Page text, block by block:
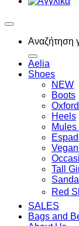
Αναζήτηση
Aelia
Shoes
NEW
Boots
Heels
Tall
Red
SALES
Bags and